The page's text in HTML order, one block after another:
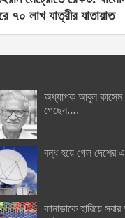
৭০ লাখ যাত্রীর যাতায়াত
অধ্যাপক আবুল কাসেম
গেছেন….
বন্ধ হয়ে গেল দেশের
কানাডাকে হারিয়ে